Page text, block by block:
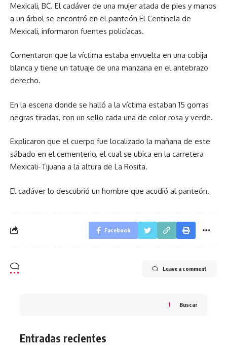
Mexicali, BC. El cadáver de una mujer atada de pies y manos
a un árbol se encontró en el panteón El Centinela de
Mexicali, informaron fuentes policíacas.
Comentaron que la víctima estaba envuelta en una cobija
blanca y tiene un tatuaje de una manzana en el antebrazo
derecho.
En la escena donde se halló a la víctima estaban 15 gorras
negras tiradas, con un sello cada una de color rosa y verde.
Explicaron que el cuerpo fue localizado la mañana de este
sábado en el cementerio, el cual se ubica en la carretera
Mexicali-Tijuana a la altura de La Rosita.
El cadáver lo descubrió un hombre que acudió al panteón.
Facebook
Leave a comment
Buscar
Entradas recientes